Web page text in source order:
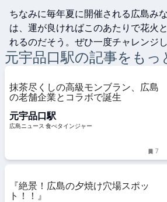
ちなみに毎年夏に開催される広島み
は、運が良ければこのあたりで花火
れるのだそう。ぜひ一度チャレンジし
元宇品口駅の記事をもっ
抹茶尽くしの高級モンブラン、広島
の老舗企業とコラボで誕生
元宇品口駅
広島ニュース 食べタインジャー
7
『絶景！広島の夕焼け穴場スポッ
ト！！』